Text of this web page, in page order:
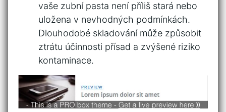
vaše zubní​ pasta není příliš stará ‍nebo
uložena v nevhodných⁣ podmínkách.
Dlouhodobé​ skladování může způsobit
ztrátu účinnosti ‌přísad ⁢a zvýšené riziko
kontaminace.